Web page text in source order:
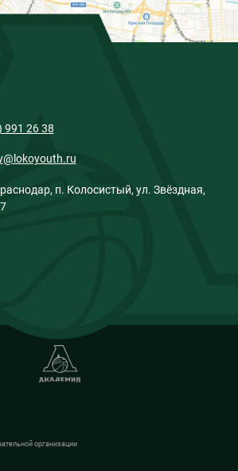
991 26 38
п. Колосистый, ул. Звёздная,
организации